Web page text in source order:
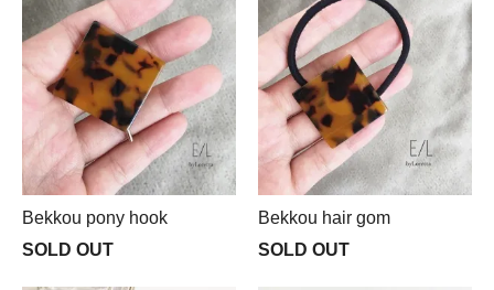
Bekkou pony hook
SOLD OUT
Bekkou hair gom
SOLD OUT